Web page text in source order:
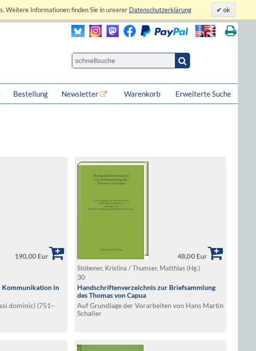
Weitere Informationen finden Sie in unserer Datenschutzerklärung ok
Bestellung Newsletter Erweiterte Suche
Warenkorb
190,00 Eur
Kommunikation in
dominici (751–
48,00 Eur
Stöbener, Kristina / Thumser, Matthias (Hg.)
30
Handschriftenverzeichnis zur Briefsammlung
des Thomas von Capua
Auf Grundlage der Vorarbeiten von Hans Martin
Schaller